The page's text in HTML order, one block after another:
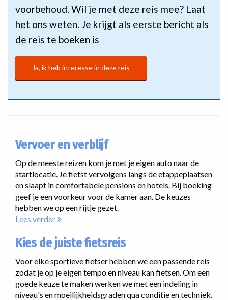
voorbehoud. Wil je met deze reis mee? Laat
het ons weten. Je krijgt als eerste bericht als
de reis te boeken is
Ja, ik heb interesse in deze reis
Vervoer en verblijf
Op de meeste reizen kom je met je eigen auto naar de
startlocatie. Je fietst vervolgens langs de etappeplaatsen
en slaapt in comfortabele pensions en hotels. Bij boeking
geef je een voorkeur voor de kamer aan. De keuzes
hebben we op een rijtje gezet.
Lees verder
Kies de juiste fietsreis
Voor elke sportieve fietser hebben we een passende reis
zodat je op je eigen tempo en niveau kan fietsen. Om een
goede keuze te maken werken we met een indeling in
niveau's en moeilijkheidsgraden qua conditie en techniek.